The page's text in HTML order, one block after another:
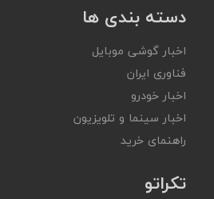
دسته بندی ها
اخبار گوشی موبایل
فناوری ایران
اخبار خودرو
اخبار سینما و تلویزیون
راهنمای خرید
تکراتو